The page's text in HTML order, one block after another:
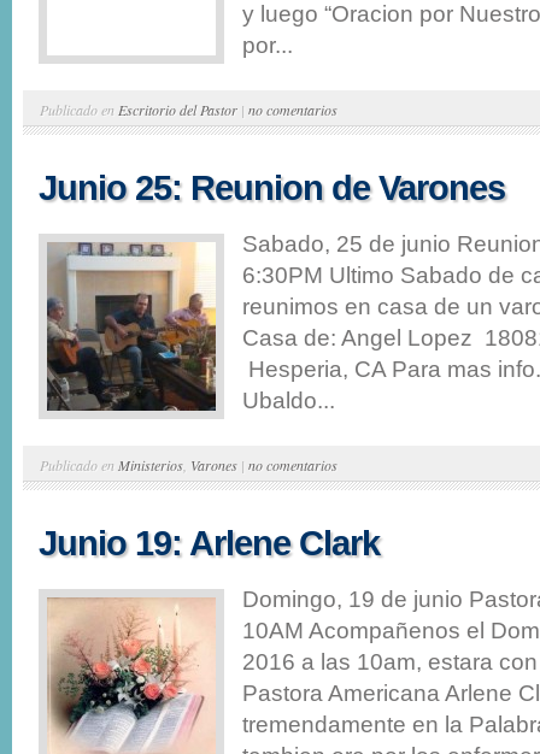
y luego “Oracion por
por...
Publicado en Escritorio del Pastor | no comentarios
Junio 25: Reunion de Varones
Sabado, 25 de junio
6:30PM Ultimo Sabado de
reunimos en casa de un
Casa de: Angel Lopez
Hesperia, CA Para mas
Ubaldo...
Publicado en Ministerios Varones | no comentarios
Junio 19: Arlene Clark
Domingo, 19 de junio
10AM Acompañenos el
2016 a las 10am, estara
Pastora Americana Arlene
tremendamente en la